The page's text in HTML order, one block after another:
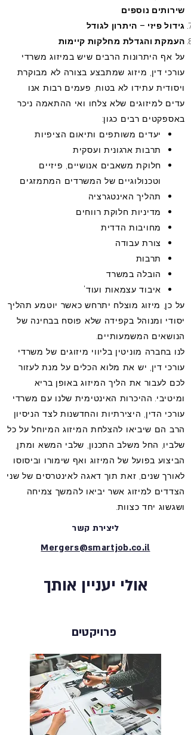
שירותים נוספים
גידול פיזי – היתרון לגודל
העמקת והגדלת מחלקות קיימות
על אף היתרונות הרבים שיש במיזוג משרדי
עורכי דין, מיזוג שמתבצע בצורה לא מבוקרת
ויסודית עתידו לא בטוח, פעמים רבות אנו
עדים למיזוגים שלא צלחו ואי ההתאמה ניכר
באספקטים רבים כגון:
יעדים משותפים ותיאום הציפיות
תרבות ארגונית ועסקית
חלוקת משאבים אנושיים, פיזיים
וטכנולוגיים של המשרדים המתמזגים
תהליך האינטגרציה
מדיניות חלוקת רווחים
מחויבות הדדית
צורת עבודה
תרבות
הובלה במשרד
איבוד עצמאות ועוד'​
על כן, מיזוג מוצלח יתרחש כאשר יוטמע תהליך
יסודי ומנוהל בקפידה שלא פוסח בבחינה של
הנושאים המשמעותיים.
לנו בחברה מוניטין בליווי מיזוגים של משרדי
עורכי דין, יש את מלוא הכלים על מנת לעזור
לכם לעבור את הליך המיזוג באופן בריא
ומיטיבי. ההיכרות האינטימית שלנו עם משרדי
עורכי הדין, היצירתיות והחדשנות לצד הניסיון
הרב הם שיביאו להצלחת המיזוג המיוחל על כל
שלביו, החל משלב התכנון, שלבי המשא ומתן,
הביצוע בפועל של המיזוג ואף שימורו וביסוסו
לאורך שנים, זאת תוך דאגה לאינטרסים של שני
הצדדים למיזוג אשר יביאו להמשך צמיחה
ושגשוג יחד כצוות.
ליצירת קשר
Mergers@smartjob.co.il
אולי יעניין אותך